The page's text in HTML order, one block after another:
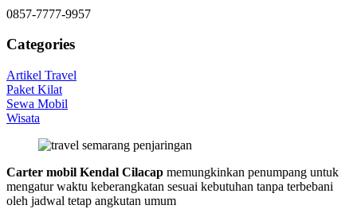
0857-7777-9957
Categories
Artikel Travel
Paket Kilat
Sewa Mobil
Wisata
Carter mobil Kendal Cilacap memungkinkan penumpang untuk
mengatur waktu keberangkatan sesuai kebutuhan tanpa terbebani
oleh jadwal tetap angkutan umum